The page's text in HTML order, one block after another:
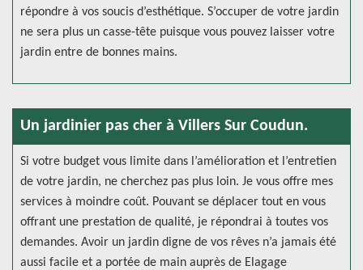
répondre à vos soucis d’esthétique. S’occuper de votre jardin
ne sera plus un casse-tête puisque vous pouvez laisser votre
jardin entre de bonnes mains.
Un jardinier pas cher à Villers Sur Coudun.
Si votre budget vous limite dans l’amélioration et l’entretien
de votre jardin, ne cherchez pas plus loin. Je vous offre mes
services à moindre coût. Pouvant se déplacer tout en vous
offrant une prestation de qualité, je répondrai à toutes vos
demandes. Avoir un jardin digne de vos rêves n’a jamais été
aussi facile et a portée de main auprès de Elagage